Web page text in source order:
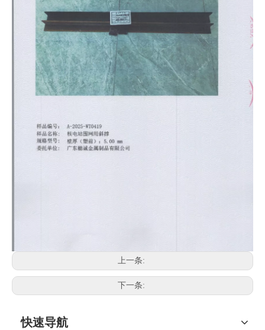
上一条:
下一条:
快速导航